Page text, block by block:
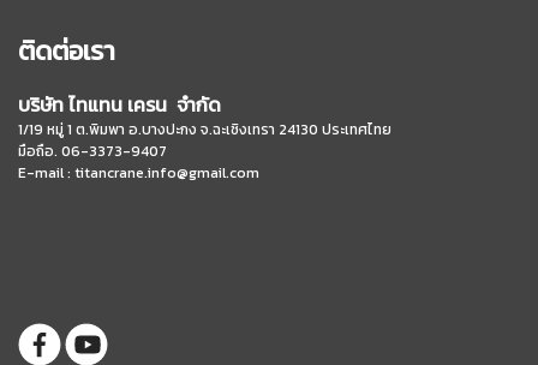
ติดต่อเรา
บริษัท ไทแทน เครน จำกัด
1/19 หมู่ 1 ต.พิมพา อ.บางปะกง จ.ฉะเชิงเทรา 24130 ประเทศไทย
มือถือ. 06-3373-9407
E-mail : titancrane.info@gmail.com